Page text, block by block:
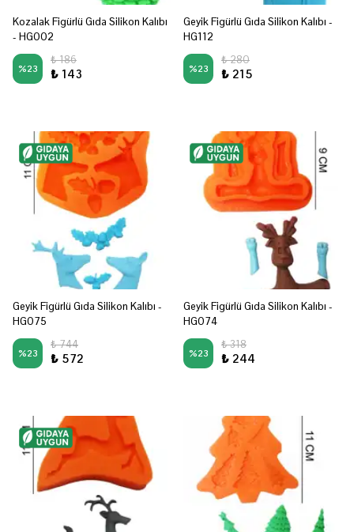
Kozalak Figürlü Gıda Silikon Kalıbı
- HG002
%23
₺ 186
₺ 143
Geyik Figürlü Gıda Silikon Kalıbı -
HG112
%23
₺ 280
₺ 215
Geyik Figürlü Gıda Silikon Kalıbı -
HG075
%23
₺ 744
₺ 572
Geyik Figürlü Gıda Silikon Kalıbı -
HG074
%23
₺ 318
₺ 244